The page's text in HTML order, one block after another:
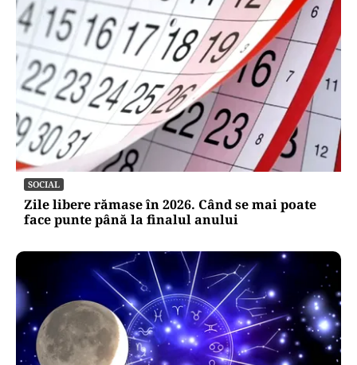
SOCIAL
Zile libere rămase în 2026. Când se mai poate
face punte până la finalul anului